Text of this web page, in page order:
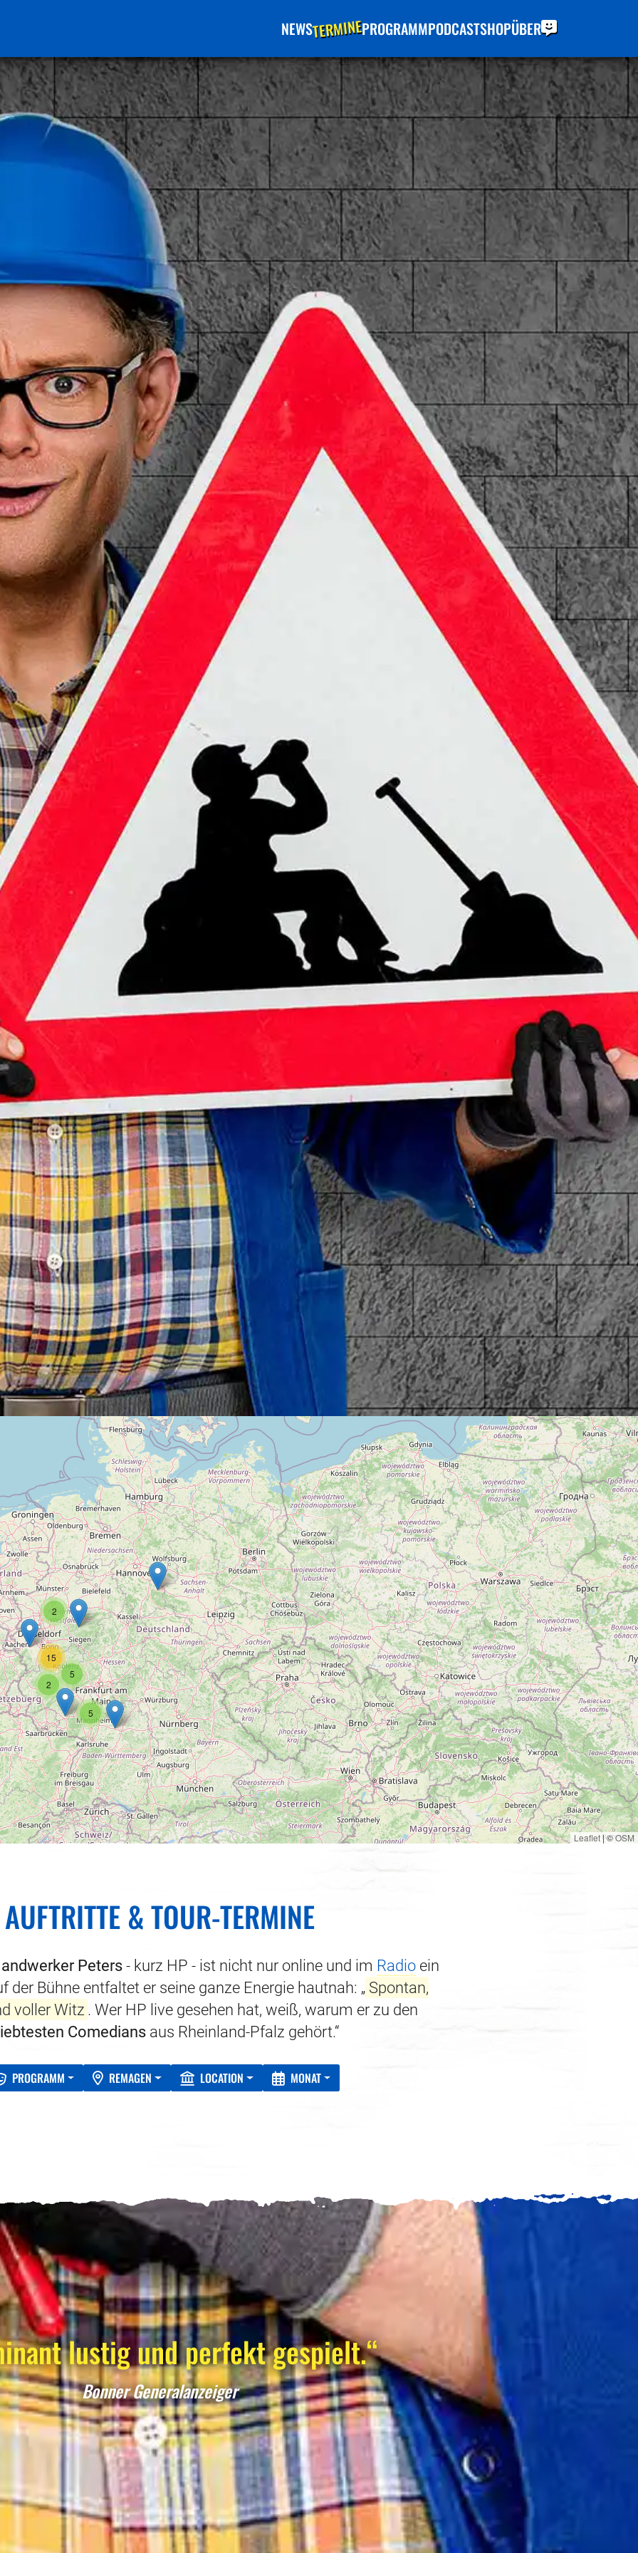
NEWSTERMINEPROGRAMMPODCASTSHOPÜBER
2
2
15
5
5
Leaflet|©OSM
AUFTRITTE & TOUR-TERMINE
Peters- kurz HP - ist nicht nur online und im Radioein
der Bühne entfaltet er seine ganze Energie hautnah: „ Spontan,
voller Witz . Wer HP live gesehen hat, weiß, warum er zu den
Comedians aus Rheinland-Pfalz gehört.“
PROGRAMM REMAGEN LOCATION MONAT
lustig und perfekt gespielt.“
Bonner Generalanzeiger